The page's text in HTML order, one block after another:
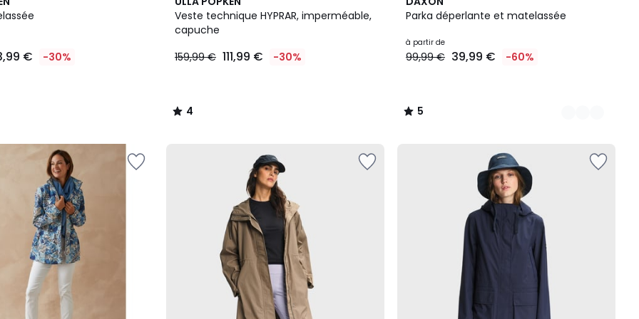
€ -30%
Veste technique HYPRAR, imperméable,
capuche
159,99 € 111,99 € -30%
/
5
4
/
Parka déperlante et matelassée
à partir de
99,99 € 39,99 € -60%
/
Couleurs
5
/